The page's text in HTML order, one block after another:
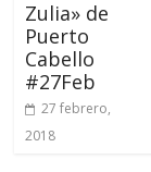
Zulia» de
Puerto
Cabello
#27Feb
27 febrero,
2018